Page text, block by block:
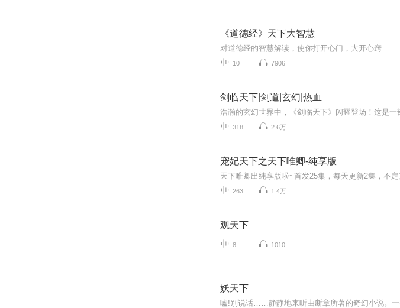
《道德经》天下大智慧
对道德经的智慧解读，使你打开心门，大开心窍
10 7906
剑临天下|剑道|玄幻|热血
318 2.6万
宠妃天下之天下唯卿-纯享版
263 1.4万
观天下
8 1010
妖天下